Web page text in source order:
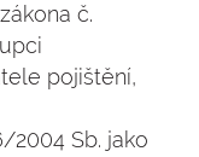
č.
pojištění,
2004 Sb. jako